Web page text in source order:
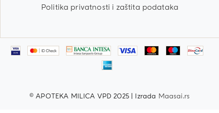
Politika privatnosti i zaštita podataka
© APOTEKA MILICA VPD 2025 | Izrada Maasai.rs